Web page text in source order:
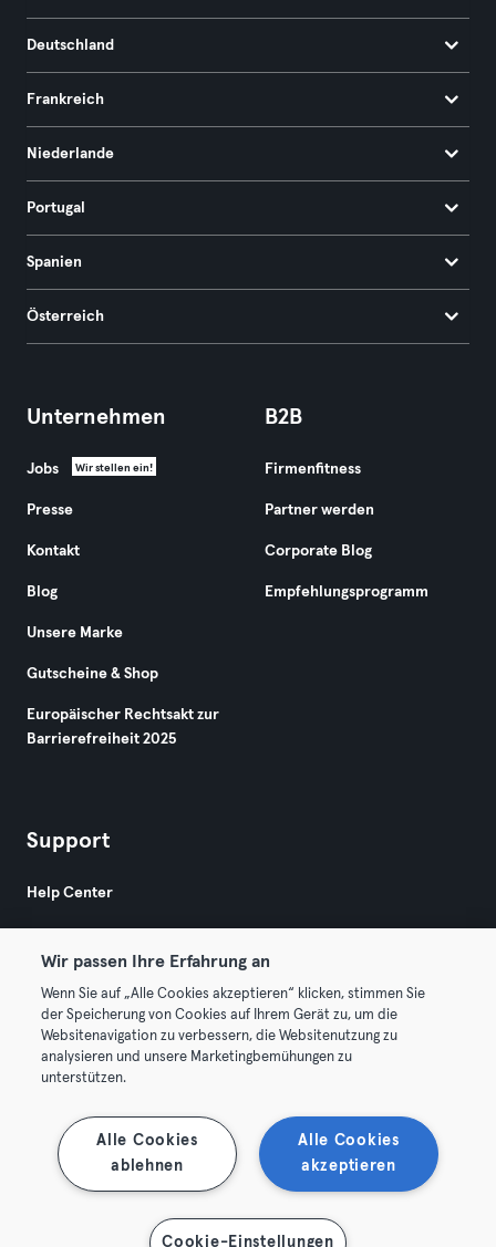
Deutschland
Frankreich
Niederlande
Portugal
Spanien
Österreich
Unternehmen
Jobs Wir stellen ein!
Presse
Kontakt
Blog
Unsere Marke
Gutscheine & Shop
Europäischer Rechtsakt zur
Barrierefreiheit 2025
B2B
Firmenfitness
Partner werden
Corporate Blog
Empfehlungsprogramm
Support
Help Center
© 2026 Urban Sports Group GmbH. All rights reserved.
AGB Datenschutz
Vertrag hier kündigen Hier Verträge widerrufen
Wir passen Ihre Erfahrung an
Wenn Sie auf „Alle Cookies akzeptieren“ klicken, stimmen Sie
der Speicherung von Cookies auf Ihrem Gerät zu, um die
Websitenavigation zu verbessern, die Websitenutzung zu
analysieren und unsere Marketingbemühungen zu
unterstützen.
Alle Cookies
akzeptieren
Alle Cookies
ablehnen
Cookie-Einstellungen